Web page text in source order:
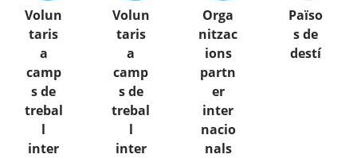
Volun
taris
a
camp
s de
trebal
l
inter
Volun
taris
a
camp
s de
trebal
l
inter
Orga
nitzac
ions
partn
er
inter
nacio
nals
Païso
s de
destí